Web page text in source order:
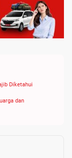
Diketahui
dan